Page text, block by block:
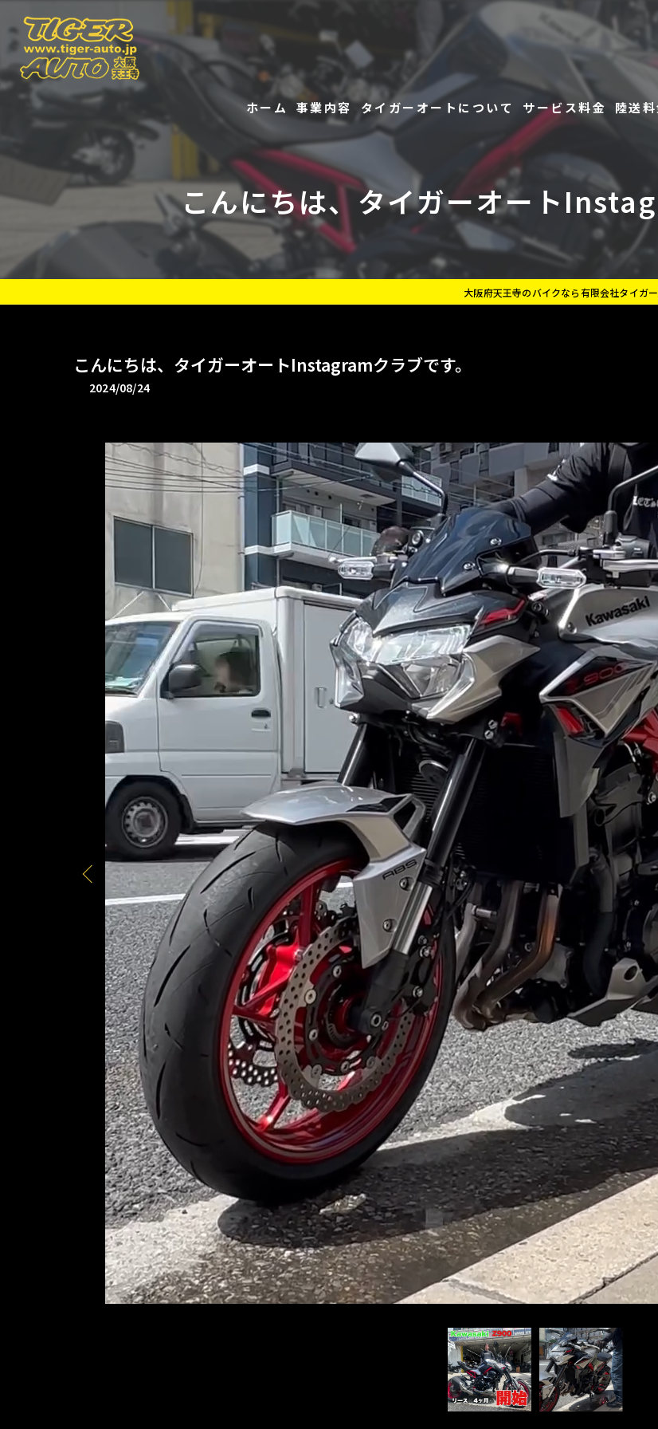
ホーム 事業内容
販売
修理
レンタル
リース
事故修理指定工場
タイガーオートについて
よくあるご質問
お客様の評価
サービス料金 陸送料
こんにちは、タイガーオート
大阪府天王寺のバイクなら有限会社タイガ
こんにちは、タイガーオートInstagramクラブです。
2024/08/24